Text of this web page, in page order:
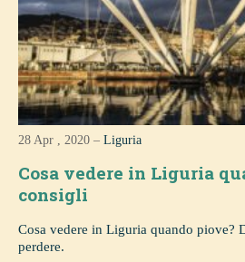
28 Apr , 2020 –Liguria
Cosa vedere in Liguria
consigli
Cosa vedere in Liguria quando piove?
perdere.